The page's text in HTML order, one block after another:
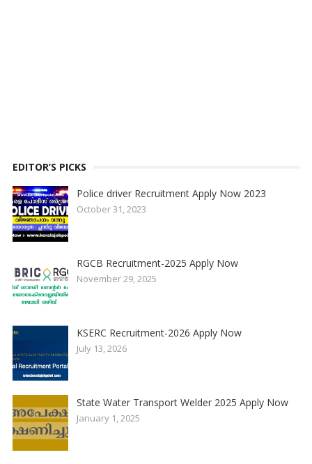
EDITOR’S PICKS
Police driver Recruitment Apply Now 2023
October 31, 2023
RGCB Recruitment-2025 Apply Now
November 29, 2025
KSERC Recruitment-2026 Apply Now
July 13, 2026
State Water Transport Welder 2025 Apply Now
January 1, 2025